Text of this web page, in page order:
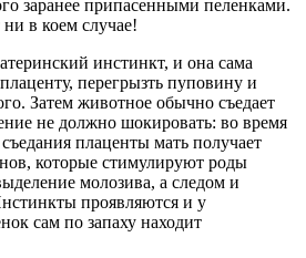
заранее припасенными пеленками.
ни в коем случае!
инстинкт, и она сама
перегрызть пуповину и
Затем животное обычно съедает
не должно шокировать: во время
плаценты мать получает
которые стимулируют роды
молозива, а следом и
проявляются и у
сам по запаху находит